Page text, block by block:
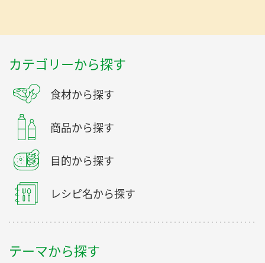
カテゴリーから探す
食材から探す
商品から探す
目的から探す
レシピ名から探す
テーマから探す